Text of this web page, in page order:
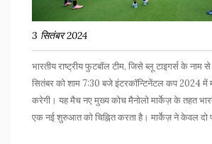
3 सितंबर 2024
भारतीय राष्ट्रीय फुटबॉल टीम, जिसे ब्लू टाइगर्स के नाम से
सितंबर को शाम 7:30 बजे इंटरकॉन्टिनेंटल कप 2024 में
करेगी। यह मैच नए मुख्य कोच मैनोलो मार्केज़ के तहत
एक नई शुरुआत को चिह्नित करता है। मार्केज़ ने केवल दो